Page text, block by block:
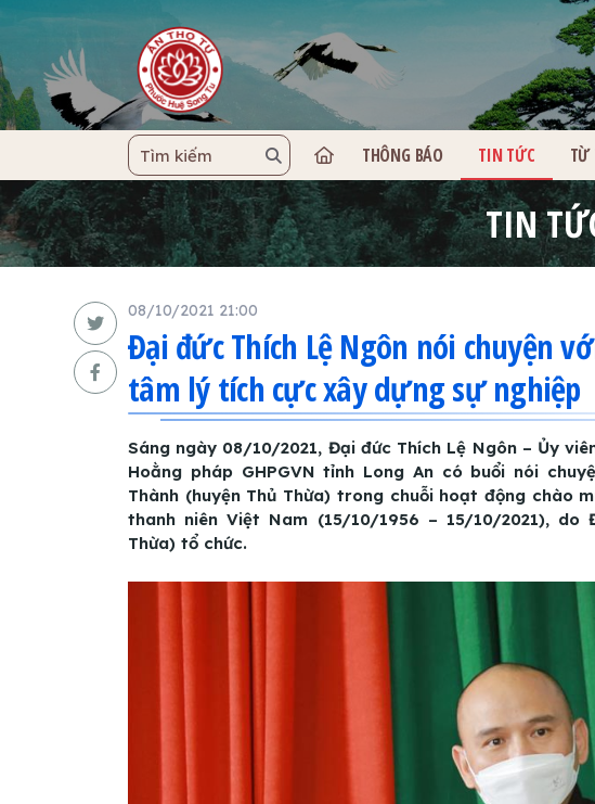
TRANG CHỦ
THÔNG BÁO TIN TỨC TỪ
TIN
08/10/2021 21:00
Đại đức Thích Lệ Ngôn nói chuyện
tâm lý tích cực xây dựng sự nghiệp
Sáng ngày 08/10/2021, Đại đức Thích Lệ Ngôn – Ủy
Hoằng pháp GHPGVN tỉnh Long An có buổi nói
Thành (huyện Thủ Thừa) trong chuỗi hoạt động chào
thanh niên Việt Nam (15/10/1956 – 15/10/2021), do
Thừa) tổ chức.